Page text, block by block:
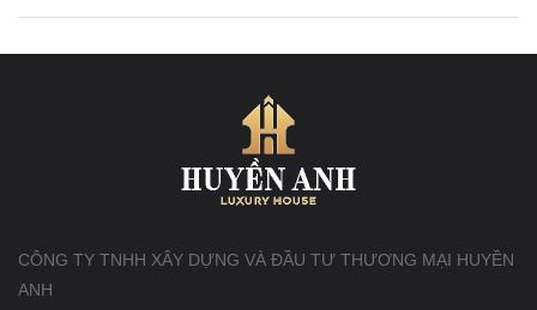
CÔNG TY TNHH XÂY DỰNG VÀ ĐẦU TƯ THƯƠNG MẠI HUYỀN
ANH